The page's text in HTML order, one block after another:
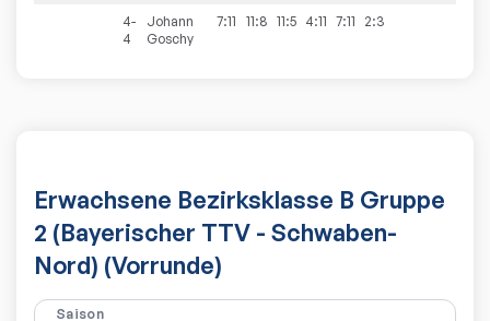
4-
4
Johann
Goschy
7:11 11:8 11:5 4:11 7:11 2:3
Erwachsene Bezirksklasse B Gruppe
2 (Bayerischer TTV - Schwaben-
Nord) (Vorrunde)
Saison